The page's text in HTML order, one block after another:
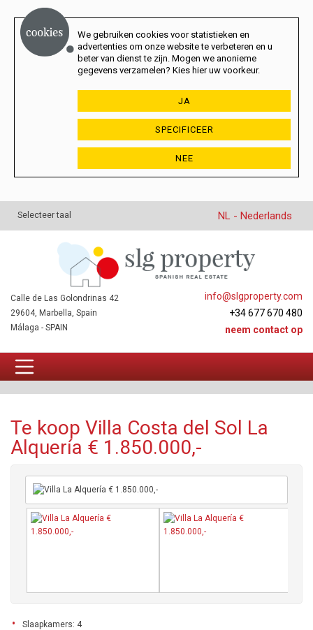
We gebruiken cookies voor statistieken en
advertenties om onze website te verbeteren en u
beter van dienst te zijn. Mogen we anonieme
gegevens verzamelen? Kies hier uw voorkeur.
JA
SPECIFICEER
NEE
Selecteer taal NL - Nederlands
info@slgproperty.com
+34 677 670 480
neem contact op
Calle de Las Golondrinas 42
29604, Marbella, Spain
Málaga - SPAIN
Te koop Villa Costa del Sol La
Alquería € 1.850.000,-
Slaapkamers: 4